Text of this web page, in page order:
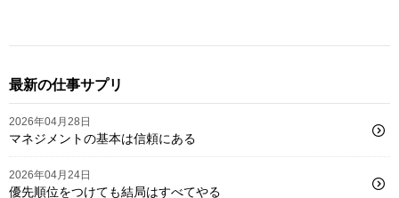
最新の仕事サプリ
2026年04月28日
マネジメントの基本は信頼にある
2026年04月24日
優先順位をつけても結局はすべてやる